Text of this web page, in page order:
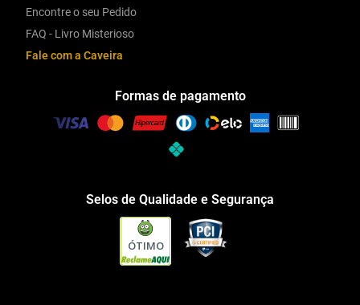
Encontre o seu Pedido
FAQ - Livro Misterioso
Fale com a Caveira
Formas de pagamento
Selos de Qualidade e Segurança
ÓTIMO